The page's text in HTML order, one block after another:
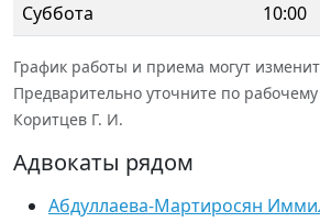
Суббота
10:00
График работы и приема могут
Предварительно уточните по
Коритцев Г. И.
Адвокаты рядом
Абдуллаева-Мартиросян